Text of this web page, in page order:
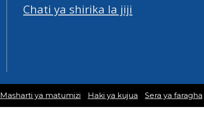
Chati ya shirika la jiji
Masharti ya matumizi Haki ya kujua Sera ya faragha